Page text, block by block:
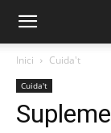
Inici Cuida't
Cuida't